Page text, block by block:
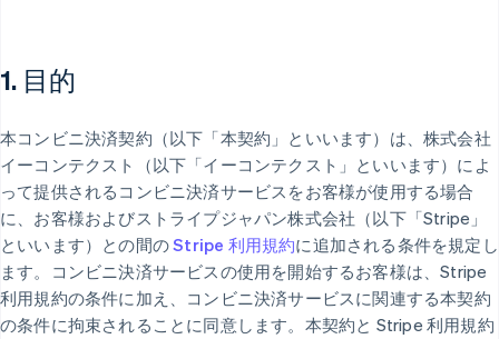
1. 目的
本コンビニ決済契約（以下「本契約」といいます）は、株式会社
イーコンテクスト（以下「イーコンテクスト」といいます）によ
って提供されるコンビニ決済サービスをお客様が使用する場合
に、お客様およびストライプジャパン株式会社（以下「Stripe」
といいます）との間のStripe 利用規約に追加される条件を規定し
ます。コンビニ決済サービスの使用を開始するお客様は、Stripe
利用規約の条件に加え、コンビニ決済サービスに関連する本契約
の条件に拘束されることに同意します。本契約と Stripe 利用規約